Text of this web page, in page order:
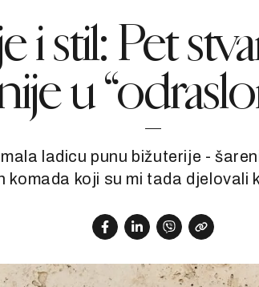
i stil: Pet
u
ladicu punu bižuterije -
komada koji su mi tada djelovali